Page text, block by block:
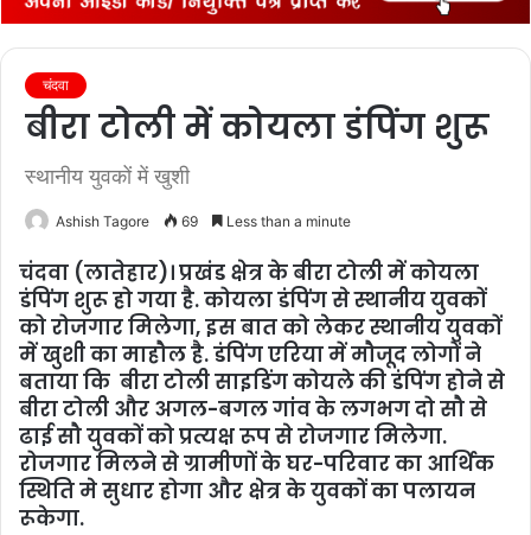
चंदवा
बीरा टोली में कोयला डंपिंग शुरू
स्‍थानीय युवकों में खुशी
Ashish Tagore 69 Less than a minute
चंदवा (लातेहार)। प्रखंड क्षेत्र के बीरा टोली में कोयला
डंपिंग शुरू हो गया है. कोयला डंपिंग से स्थानीय युवकों
को रोजगार मिलेगा, इस बात को लेकर स्थानीय युवकों
में खुशी का माहौल है. डंपिंग एरिया में मौजूद लोगों ने
बताया कि बीरा टोली साइडिंग कोयले की डंपिंग होने से
बीरा टोली और अगल-बगल गांंव के लगभग दो सौ से
ढाई सौ युवकों को प्रत्यक्ष रूप से रोजगार मिलेगा.
रोजगार मिलने से ग्रामीणों के घर-परिवार का आर्थिक
स्थिति मे सुधार होगा और क्षेत्र के युवकों का पलायन
रूकेगा.